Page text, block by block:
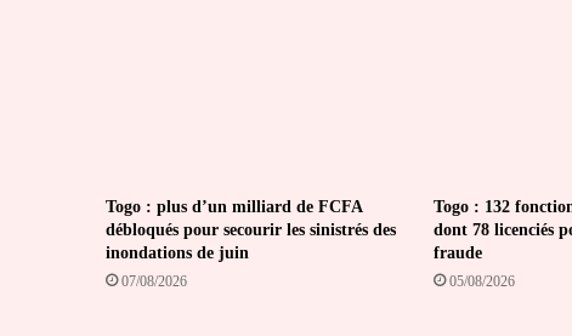
Togo : plus d’un milliard de FCFA
débloqués pour secourir les sinistrés des
inondations de juin
07/08/2026
Togo : 132
dont 78 licenciés
fraude
05/08/2026